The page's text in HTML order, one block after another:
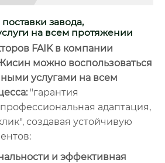
завода,
на всем протяжении
FAIK в компании
можно воспользоваться
услугами на всем
"гарантия
адаптация,
создавая устойчивую
и эффективная